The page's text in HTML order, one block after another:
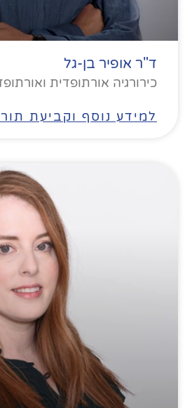
ד"ר אופיר בן-גל
כירורגיה אורתופדית
למידע נוסף וקביעת